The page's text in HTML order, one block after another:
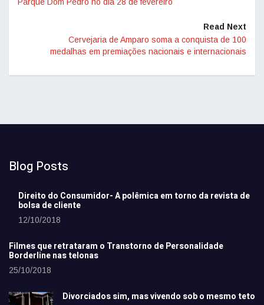
Read Next
Cervejaria de Amparo soma a conquista de 100
medalhas em premiações nacionais e internacionais
Blog Posts
Direito do Consumidor- A polêmica em torno da revista de
bolsa de cliente
12/10/2018
Filmes que retrataram o Transtorno de Personalidade
Borderline nas telonas
25/10/2018
Divorciados sim, mas vivendo sob o mesmo teto